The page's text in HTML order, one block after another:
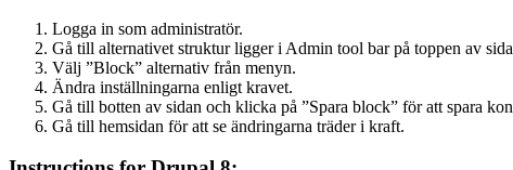
Logga in som administratör.
Gå till alternativet struktur ligger i Admin tool bar på toppen av
Välj ”Block” alternativ från menyn.
Ändra inställningarna enligt kravet.
Gå till botten av sidan och klicka på ”Spara block” för att spara
Gå till hemsidan för att se ändringarna träder i kraft.